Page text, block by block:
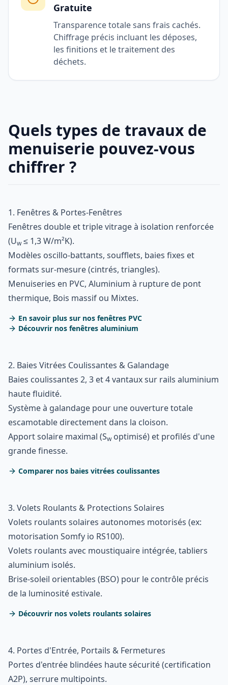
Gratuite
Transparence totale sans frais cachés.
Chiffrage précis incluant les déposes,
les finitions et le traitement des
déchets.
Quels types de travaux de
menuiserie pouvez-vous
chiffrer ?
1. Fenêtres & Portes-Fenêtres
Fenêtres double et triple vitrage à isolation renforcée
(Uw≤ 1,3 W/m²K).
Modèles oscillo-battants, soufflets, baies fixes et
formats sur-mesure (cintrés, triangles).
Menuiseries en PVC, Aluminium à rupture de pont
thermique, Bois massif ou Mixtes.
En savoir plus sur nos fenêtres PVC
Découvrir nos fenêtres aluminium
2. Baies Vitrées Coulissantes & Galandage
Baies coulissantes 2, 3 et 4 vantaux sur rails aluminium
haute fluidité.
Système à galandage pour une ouverture totale
escamotable directement dans la cloison.
Apport solaire maximal (Swoptimisé) et profilés d'une
grande finesse.
Comparer nos baies vitrées coulissantes
3. Volets Roulants & Protections Solaires
Volets roulants solaires autonomes motorisés (ex:
motorisation Somfy io RS100).
Volets roulants avec moustiquaire intégrée, tabliers
aluminium isolés.
Brise-soleil orientables (BSO) pour le contrôle précis
de la luminosité estivale.
Découvrir nos volets roulants solaires
4. Portes d'Entrée, Portails & Fermetures
Portes d'entrée blindées haute sécurité (certification
A2P), serrure multipoints.